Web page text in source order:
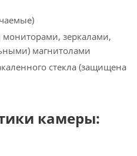
зеркалами,
магнитолами
стекла (защищена
камеры: